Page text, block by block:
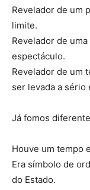
Revelador de um
limite.
Revelador de
espectáculo.
Revelador de um
ser levada a sério
Já fomos
Houve um tempo
Era símbolo de
do Estado.